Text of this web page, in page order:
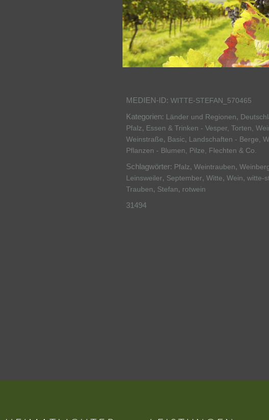
MEDIEN-ID: WITTE-STEFAN_570465
Kategorien: Länder und Regionen,
Pfalz, Essen & Trinken - Vesper, Torten,
Weinstraße, Basic, Landschaften - Berge,
Pflanzen - Blumen, Pilze, Flechten & Co.
Schlagwörter: Pfalz, Weintrauben,
Leinsweiler, September, Witte, Wein, witte-
Trauben, Stefan, rotwein
31494